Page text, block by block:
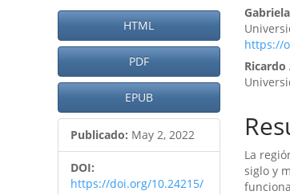
Barra
lateral
del
artículo
HTML
PDF
EPUB
Publicado: May 2, 2022
DOI:
https://doi.org/10.24215/
del
https://
La
siglo y